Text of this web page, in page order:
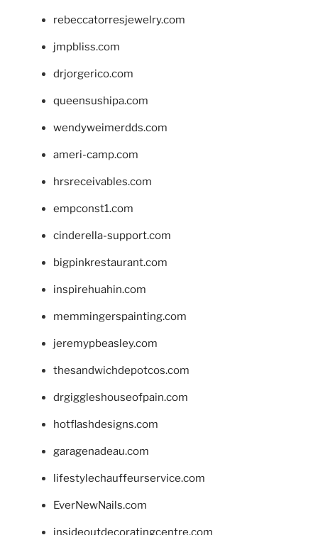
rebeccatorresjewelry.com
jmpbliss.com
drjorgerico.com
queensushipa.com
wendyweimerdds.com
ameri-camp.com
hrsreceivables.com
empconst1.com
cinderella-support.com
bigpinkrestaurant.com
inspirehuahin.com
memmingerspainting.com
jeremypbeasley.com
thesandwichdepotcos.com
drgiggleshouseofpain.com
hotflashdesigns.com
garagenadeau.com
lifestylechauffeurservice.com
EverNewNails.com
insideoutdecoratingcentre.com